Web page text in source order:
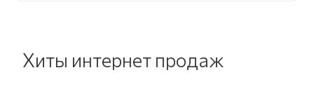
Хиты интернет продаж